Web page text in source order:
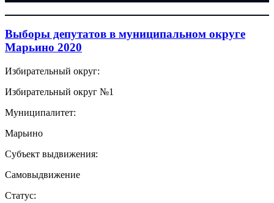
Выборы депутатов в муниципальном округе
Марьино 2020
Избирательный округ:
Избирательный округ №1
Муниципалитет:
Марьино
Субъект выдвижения:
Самовыдвижение
Статус: